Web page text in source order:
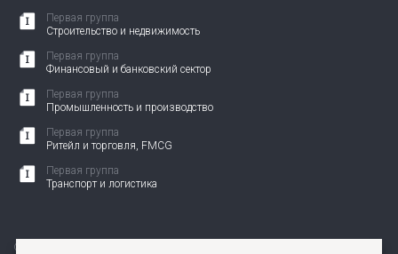
Первая группа
Строительство и недвижимость
Первая группа
Финансовый и банковский сектор
Первая группа
Промышленность и производство
Первая группа
Ритейл и торговля, FMCG
Первая группа
Транспорт и логистика
© 2010-2026 АНП ЗЕНИТ. Все права защищены.